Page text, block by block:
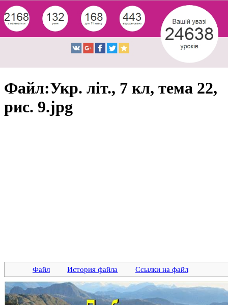
Файл:Укр. літ., 7 кл, тема 22,
рис. 9.jpg
Файл История файла Ссылки на файл